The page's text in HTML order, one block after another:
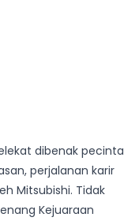
dibenak pecinta
perjalanan karir
Mitsubishi. Tidak
Kejuaraan